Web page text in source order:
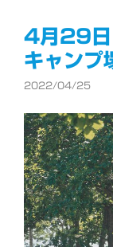
ー
4月29日
キャンプ
2022/04/25